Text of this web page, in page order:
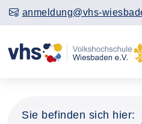
anmeldung@vhs-
Sie befinden sich hier: